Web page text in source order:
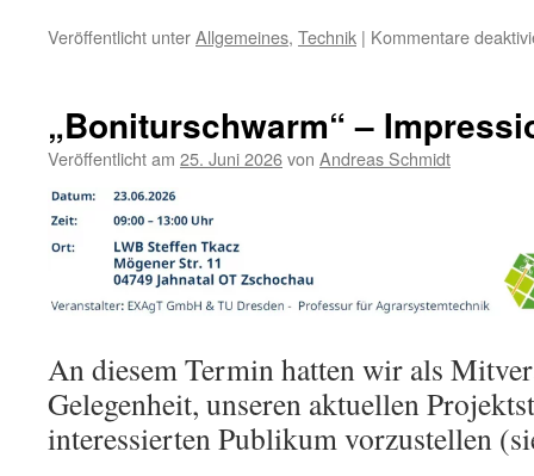
Veröffentlicht unterAllgemeines, Technik | Kommentare
„Boniturschwarm“ –
Veröffentlicht am 25. Juni 2026von Andreas Schmidt
An diesem Termin hatten wir als
Gelegenheit, unseren aktuellen
interessierten Publikum vorzustellen